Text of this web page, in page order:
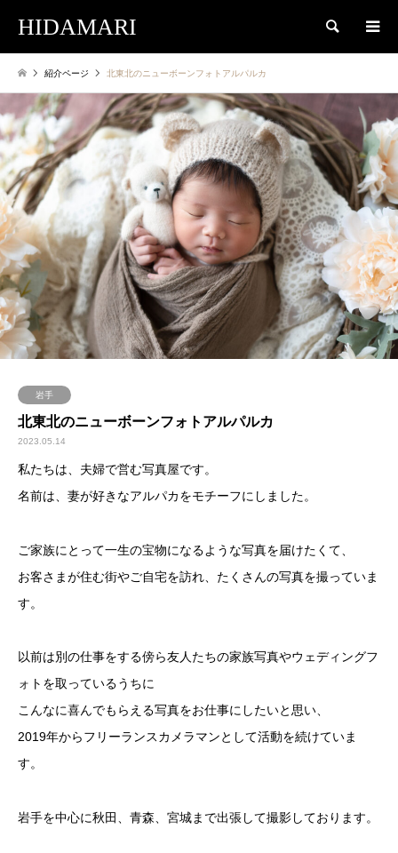
HIDAMARI 検索
紹介ページ 北東北のニューボーンフォトアルパルカ
岩手
北東北のニューボーンフォトアルパルカ
2023.05.14
私たちは、夫婦で営む写真屋です。
名前は、妻が好きなアルパカをモチーフにしました。
ご家族にとって一生の宝物になるような写真を届けたくて、
お客さまが住む街やご自宅を訪れ、たくさんの写真を撮っていま
す。
以前は別の仕事をする傍ら友人たちの家族写真やウェディングフ
ォトを取っているうちに
こんなに喜んでもらえる写真をお仕事にしたいと思い、
2019年からフリーランスカメラマンとして活動を続けていま
す。
岩手を中心に秋田、青森、宮城まで出張して撮影しております。